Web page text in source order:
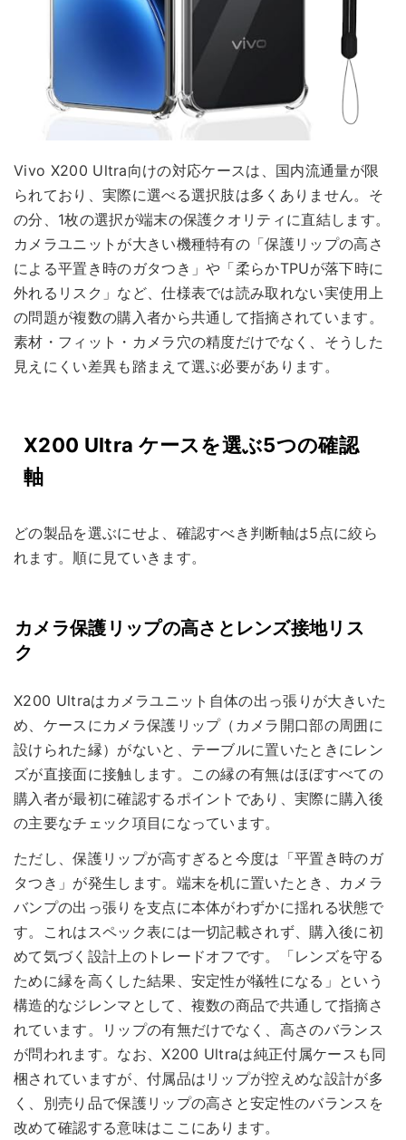
Vivo X200 Ultra向けの対応ケースは、国内流通量が限
られており、実際に選べる選択肢は多くありません。そ
の分、1枚の選択が端末の保護クオリティに直結します。
カメラユニットが大きい機種特有の「保護リップの高さ
による平置き時のガタつき」や「柔らかTPUが落下時に
外れるリスク」など、仕様表では読み取れない実使用上
の問題が複数の購入者から共通して指摘されています。
素材・フィット・カメラ穴の精度だけでなく、そうした
見えにくい差異も踏まえて選ぶ必要があります。
X200 Ultra ケースを選ぶ5つの確認
軸
どの製品を選ぶにせよ、確認すべき判断軸は5点に絞ら
れます。順に見ていきます。
カメラ保護リップの高さとレンズ接地リス
ク
X200 Ultraはカメラユニット自体の出っ張りが大きいた
め、ケースにカメラ保護リップ（カメラ開口部の周囲に
設けられた縁）がないと、テーブルに置いたときにレン
ズが直接面に接触します。この縁の有無はほぼすべての
購入者が最初に確認するポイントであり、実際に購入後
の主要なチェック項目になっています。
ただし、保護リップが高すぎると今度は「平置き時のガ
タつき」が発生します。端末を机に置いたとき、カメラ
バンプの出っ張りを支点に本体がわずかに揺れる状態で
す。これはスペック表には一切記載されず、購入後に初
めて気づく設計上のトレードオフです。「レンズを守る
ために縁を高くした結果、安定性が犠牲になる」という
構造的なジレンマとして、複数の商品で共通して指摘さ
れています。リップの有無だけでなく、高さのバランス
が問われます。なお、X200 Ultraは純正付属ケースも同
梱されていますが、付属品はリップが控えめな設計が多
く、別売り品で保護リップの高さと安定性のバランスを
改めて確認する意味はここにあります。